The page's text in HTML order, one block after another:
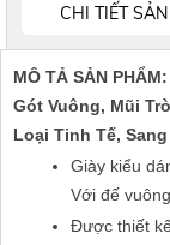
CHI TIẾT
MÔ TẢ SẢN
Gót Vuông, Mũi
Loại Tinh Tế,
Giày kiểu
Với đế
Được thiết